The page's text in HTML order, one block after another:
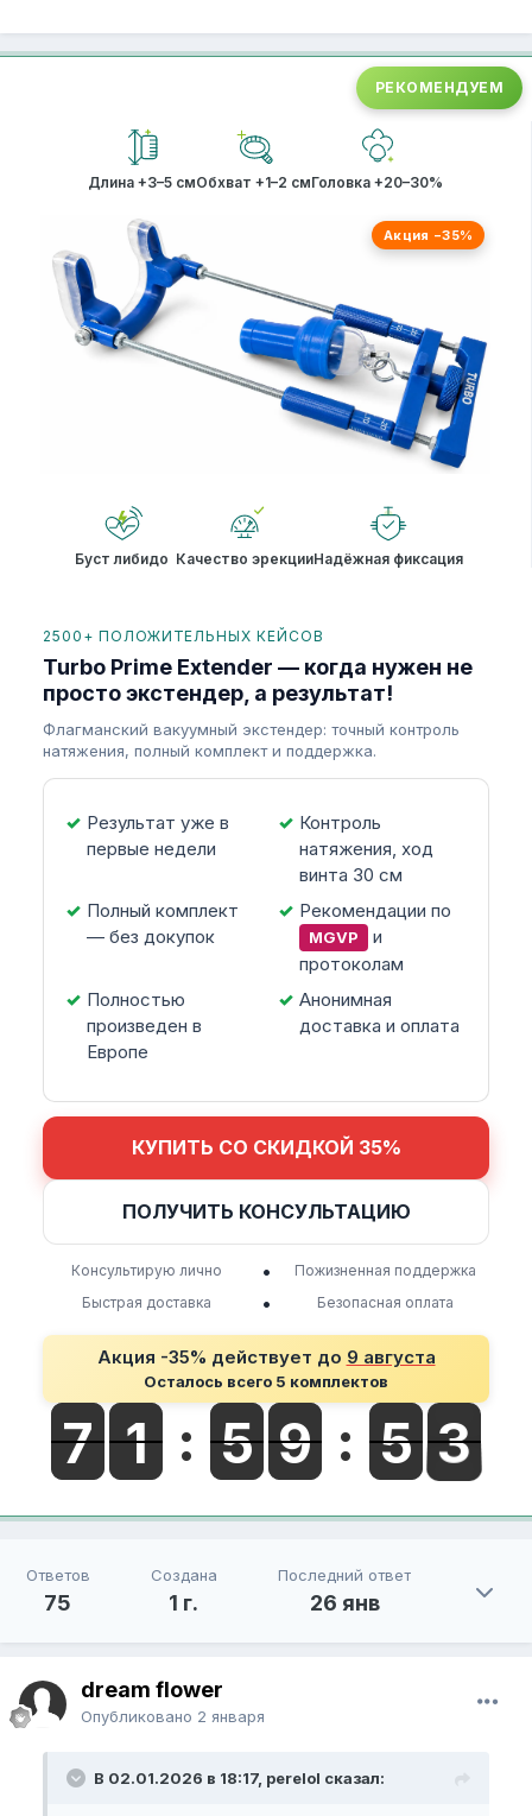
РЕКОМЕНДУЕМ
Длина +3–5 смОбхват +1–2 смГоловка +20–30%
Акция −35%
Буст либидо Качество эрекцииНадёжная фиксация
2500+ ПОЛОЖИТЕЛЬНЫХ КЕЙСОВ
Turbo Prime Extender — когда нужен не
просто экстендер, а результат!
Флагманский вакуумный экстендер: точный контроль
натяжения, полный комплект и поддержка.
Результат уже в
первые недели
Контроль
натяжения, ход
винта 30 см
Полный комплект
— без докупок
Рекомендации по
MGVP
и
протоколам
Полностью
произведен в
Европе
Анонимная
доставка и оплата
КУПИТЬ СО СКИДКОЙ 35%
ПОЛУЧИТЬ КОНСУЛЬТАЦИЮ
Консультирую лично •
Пожизненная поддержка
Быстрая доставка
• Безопасная оплата
Акция -35% действует до 9 августа
Осталось всего 5 комплектов
Ответов
75
Создана
1 г.
Последний ответ
26 янв
dream flower
Опубликовано 2 января
В 02.01.2026 в 18:17, perelol сказал: